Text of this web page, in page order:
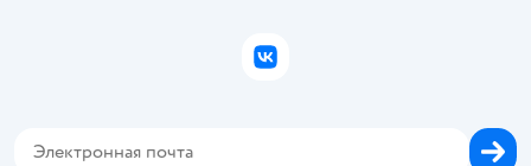
Политика использования файлов cookie
Бонусные карты
ВКонтакте